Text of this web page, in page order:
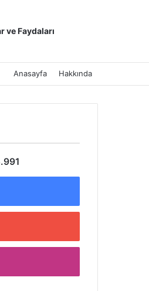
ve Faydaları
Anasayfa Hakkında